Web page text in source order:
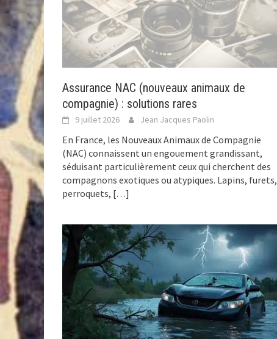
Assurance NAC (nouveaux animaux de
compagnie) : solutions rares
9 juillet 2026 Jean Jacques Paolin
En France, les Nouveaux Animaux de Compagnie
(NAC) connaissent un engouement grandissant,
séduisant particulièrement ceux qui cherchent des
compagnons exotiques ou atypiques. Lapins, furets,
perroquets, […]